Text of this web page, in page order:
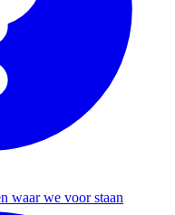
waar we voor staan